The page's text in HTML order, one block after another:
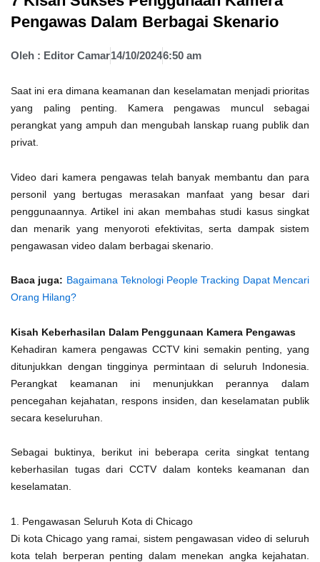
Pengawas Dalam Berbagai Skenario
Oleh : Editor Camar14/10/20246:50 am
Saat ini era dimana keamanan dan keselamatan menjadi prioritas
yang paling penting. Kamera pengawas muncul sebagai
perangkat yang ampuh dan mengubah lanskap ruang publik dan
privat.
Video dari kamera pengawas telah banyak membantu dan para
personil yang bertugas merasakan manfaat yang besar dari
penggunaannya. Artikel ini akan membahas studi kasus singkat
dan menarik yang menyoroti efektivitas, serta dampak sistem
pengawasan video dalam berbagai skenario.
Baca juga: Bagaimana Teknologi People Tracking Dapat Mencari
Orang Hilang?
Kisah Keberhasilan Dalam Penggunaan Kamera Pengawas
Kehadiran kamera pengawas CCTV kini semakin penting, yang
ditunjukkan dengan tingginya permintaan di seluruh Indonesia.
Perangkat keamanan ini menunjukkan perannya dalam
pencegahan kejahatan, respons insiden, dan keselamatan publik
secara keseluruhan.
Sebagai buktinya, berikut ini beberapa cerita singkat tentang
keberhasilan tugas dari CCTV dalam konteks keamanan dan
keselamatan.
1. Pengawasan Seluruh Kota di Chicago
Di kota Chicago yang ramai, sistem pengawasan video di seluruh
kota telah berperan penting dalam menekan angka kejahatan.